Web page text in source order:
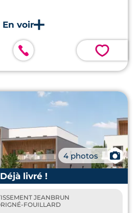
💗
4 photos
📷
Déjà livré !
JEANBRUN
FOUILLARD